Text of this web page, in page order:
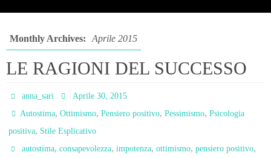
Monthly Archives: Aprile 2015
LE RAGIONI DEL SUCCESSO
anna_sari
Aprile 30, 2015
Autostima,Ottimismo,Pensiero positivo,Pessimismo,Psicologia
positiva, Stile Esplicativo
autostima,consapevolezza,impotenza,ottimismo,pensiero positivo,